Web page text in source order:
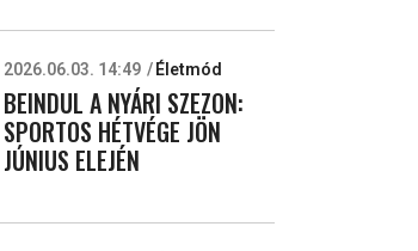
2026.06.03. 14:49 Életmód
BEINDUL A NYÁRI SZEZON:
SPORTOS HÉTVÉGE JÖN
JÚNIUS ELEJÉN